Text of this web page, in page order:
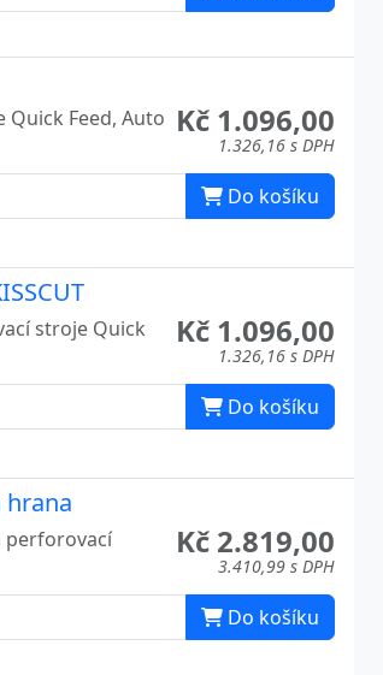
Kč 1.096,00
1.326,16 s DPH
Feed, Auto
Do košíku
Kč 1.096,00
1.326,16 s DPH
stroje Quick
Do košíku
hrana
Kč 2.819,00
3.410,99 s DPH
perforovací
Do košíku